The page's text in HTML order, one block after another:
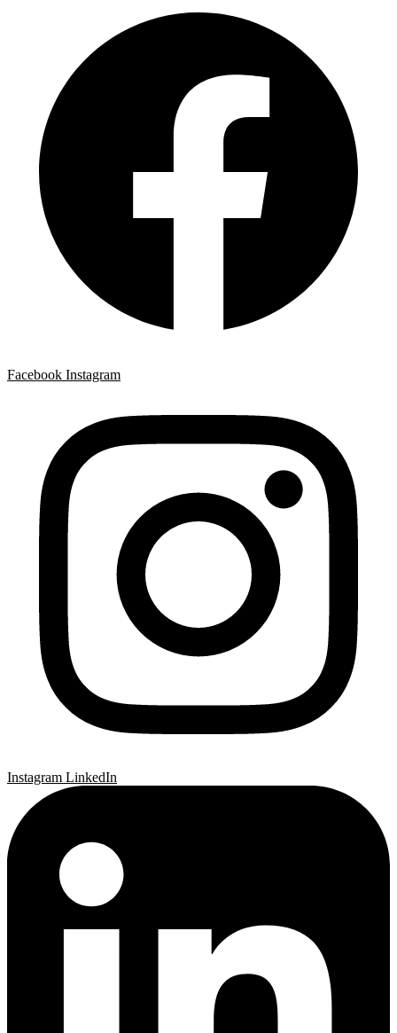
Facebook Instagram
Instagram LinkedIn